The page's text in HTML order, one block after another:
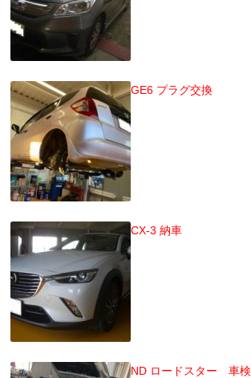
GE6 プラグ交換
CX-3 納車
ND ロードスター 車検